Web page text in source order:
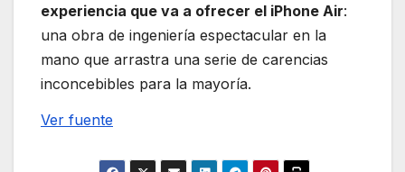
experiencia que va a ofrecer el iPhone Air:
una obra de ingeniería espectacular en la
mano que arrastra una serie de carencias
inconcebibles para la mayoría.
Ver fuente